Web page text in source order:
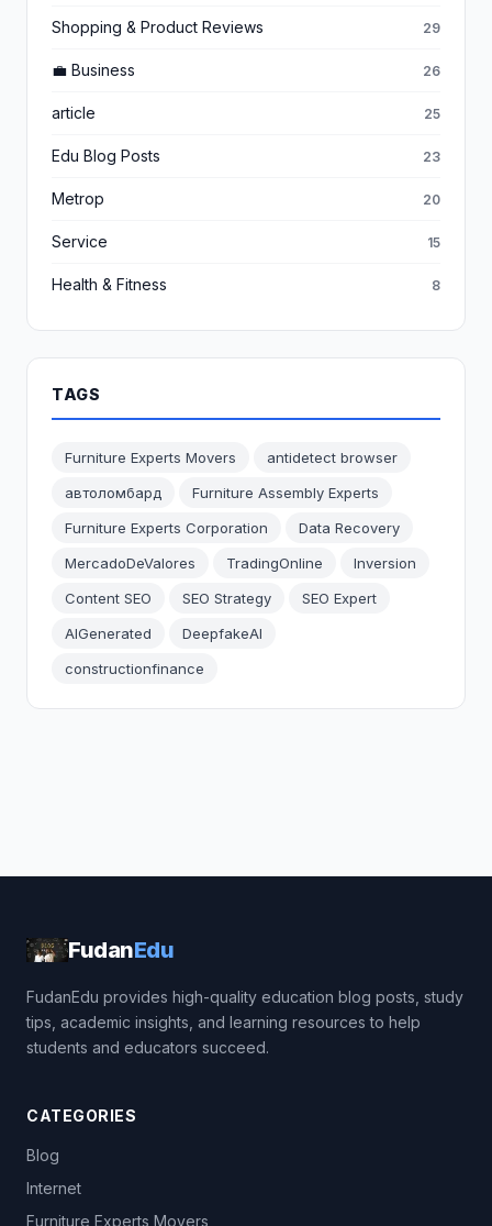
Shopping & Product Reviews 29
💼 Business 26
article 25
Edu Blog Posts 23
Metrop 20
Service 15
Health & Fitness 8
TAGS
Furniture Experts Movers
antidetect browser
автоломбард
Furniture Assembly Experts
Furniture Experts Corporation
Data Recovery
MercadoDeValores
TradingOnline
Inversion
Content SEO
SEO Strategy
SEO Expert
AIGenerated
DeepfakeAI
constructionfinance
FudanEdu
FudanEdu provides high-quality education blog posts, study
tips, academic insights, and learning resources to help
students and educators succeed.
CATEGORIES
Blog
Internet
Furniture Experts Movers